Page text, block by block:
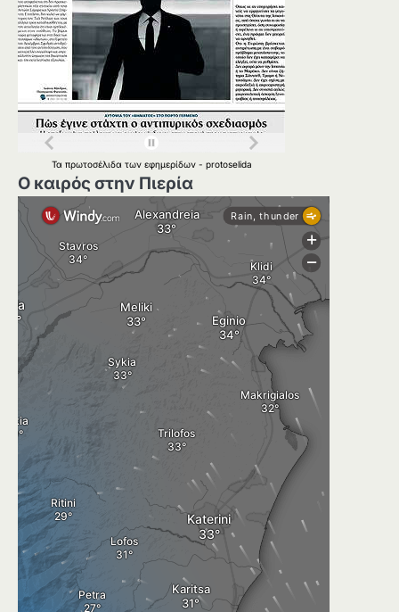
Τα πρωτοσέλιδα των εφημερίδων - protoselida
Ο καιρός στην Πιερία